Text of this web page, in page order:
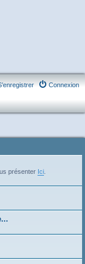
Connexion
présenter Ici